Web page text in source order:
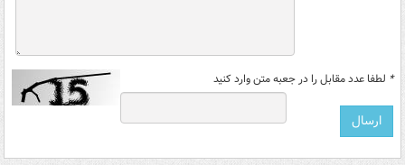
* لطفا عدد مقابل را در جعبه متن وارد کنید